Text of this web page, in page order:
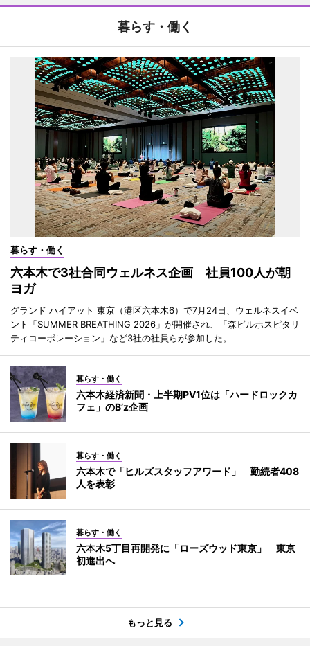
暮らす・働く
暮らす・働く
六本木で3社合同ウェルネス企画 社員100人が朝
ヨガ
グランド ハイアット 東京（港区六本木6）で7月24日、ウェルネスイベ
ント「SUMMER BREATHING 2026」が開催され、「森ビルホスピタリ
ティコーポレーション」など3社の社員らが参加した。
暮らす・働く
六本木経済新聞・上半期PV1位は「ハードロックカ
フェ」のB’z企画
暮らす・働く
六本木で「ヒルズスタッフアワード」 勤続者408
人を表彰
暮らす・働く
六本木5丁目再開発に「ローズウッド東京」 東京
初進出へ
もっと見る